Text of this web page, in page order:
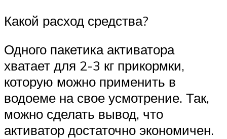
Какой расход средства?
Одного пакетика активатора
хватает для 2-3 кг прикормки,
которую можно применить в
водоеме на свое усмотрение. Так,
можно сделать вывод, что
активатор достаточно экономичен.